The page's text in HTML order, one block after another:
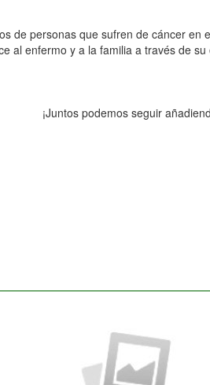
de personas que sufren de cáncer
al enfermo y a la familia a través de
¡Juntos podemos seguir